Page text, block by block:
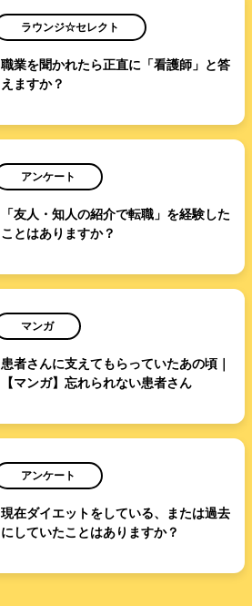
ラウンジ☆セレクト
職業を聞かれたら正直に「看護師」と答
えますか？
アンケート
「友人・知人の紹介で転職」を経験した
ことはありますか？
マンガ
患者さんに支えてもらっていたあの頃｜
【マンガ】忘れられない患者さん
アンケート
現在ダイエットをしている、または過去
にしていたことはありますか？